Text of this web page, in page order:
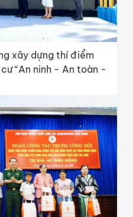
xây dựng thí điểm
cư “An ninh - An toàn -